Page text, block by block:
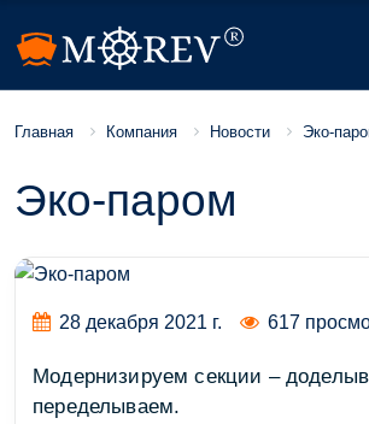
Главная Компания Новости Эко-
Эко-паром
28 декабря 2021 г. 617
Модернизируем секции –
переделываем.